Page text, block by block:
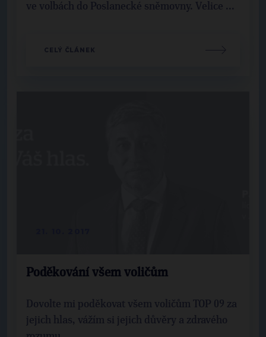
ve volbách do Poslanecké sněmovny. Velice ...
CELÝ ČLÁNEK
Poděkování všem voličům
Dovolte mi poděkovat všem voličům TOP 09 za
jejich hlas, vážím si jejich důvěry a zdravého